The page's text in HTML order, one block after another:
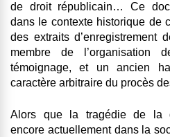
de droit républicain… Ce
dans le contexte historique de
des extraits d’enregistrement
membre de l’organisation
témoignage, et un ancien
caractère arbitraire du procès
Alors que la tragédie de la
encore actuellement dans la